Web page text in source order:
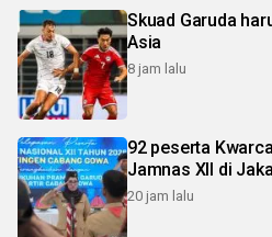
Skuad Garuda
Asia
8 jam lalu
92 peserta Kwarcab
Jamnas XII di
20 jam lalu